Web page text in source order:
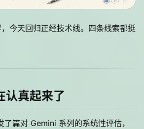
今天回归正经技术线。四条线索都挺
认真起来了
篇对 Gemini 系列的系统性评估，